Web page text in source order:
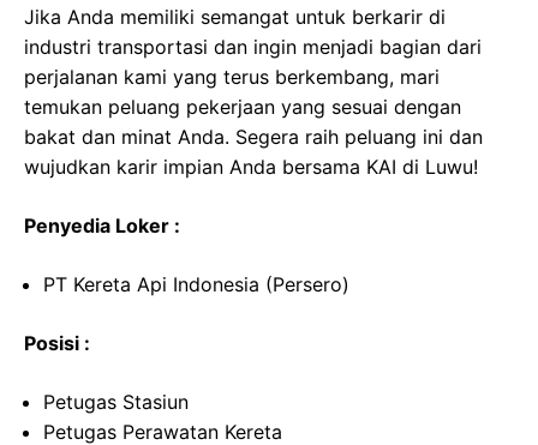
Jika Anda memiliki semangat untuk berkarir di
industri transportasi dan ingin menjadi bagian dari
perjalanan kami yang terus berkembang, mari
temukan peluang pekerjaan yang sesuai dengan
bakat dan minat Anda. Segera raih peluang ini dan
wujudkan karir impian Anda bersama KAI di Luwu!
Penyedia Loker :
PT Kereta Api Indonesia (Persero)
Posisi :
Petugas Stasiun
Petugas Perawatan Kereta